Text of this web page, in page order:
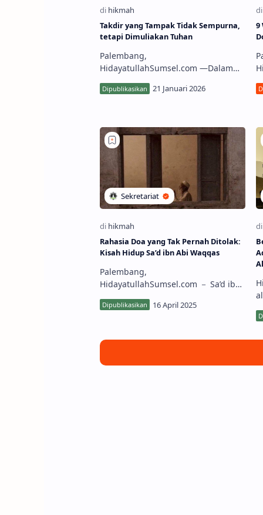
Takdir yang Tampak Tidak Sempurna,
tetapi Dimuliakan Tuhan
Palembang,
HidayatullahSumsel.com —Dalam
kecenderungan yang hampir selalu
9
Rahasia Doa yang Tak Pernah Ditolak:
Kisah Hidup Sa’d ibn Abi Waqqas
Palembang,
HidayatullahSumsel.com － Sa’d ibn
Abi Waqqas, seorang sahabat Nabi
Muhammad SAW yang doanya tak